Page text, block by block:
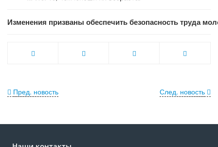
Изменения призваны обеспечить безопасность труда
След. новость
Пред. новость